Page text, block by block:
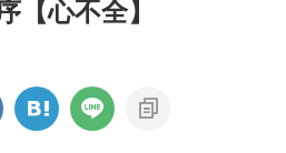
ください。
テセンタリク
【心不全】